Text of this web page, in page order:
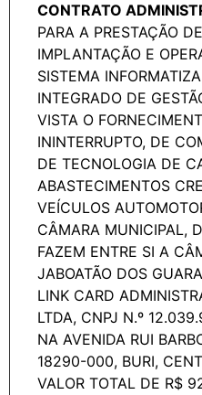
CONTRATO
PARA A PRESTAÇÃO
IMPLANTAÇÃO E
SISTEMA
INTEGRADO DE
VISTA O
ININTERRUPTO, DE
DE TECNOLOGIA DE
ABASTECIMENTOS
VEÍCULOS
CÂMARA MUNICIPAL,
FAZEM ENTRE SI A
JABOATÃO DOS
LINK CARD
LTDA, CNPJ N.º
NA AVENIDA RUI
18290-000, BURI,
VALOR TOTAL DE R$